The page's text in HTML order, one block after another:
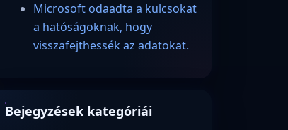
Microsoft odaadta a kulcsokat
a hatóságoknak, hogy
visszafejthessék az adatokat.
Bejegyzések kategóriái